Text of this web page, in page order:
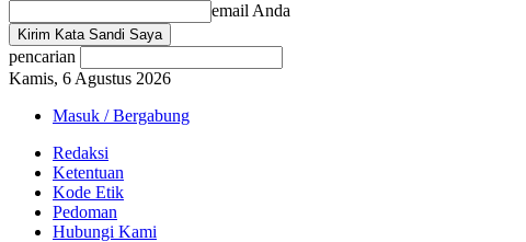
email Anda
pencarian
Kamis, 6 Agustus 2026
Masuk / Bergabung
Redaksi
Ketentuan
Kode Etik
Pedoman
Hubungi Kami